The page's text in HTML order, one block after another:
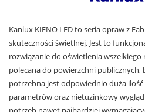
Kanlux KIENO LED to seria opraw z
skuteczności świetlnej. Jest to
rozwiązanie do oświetlenia
polecana do powierzchni publicznych,
potrzebna jest odpowiednio duża ilość
parametrów oraz nietuzinkowy